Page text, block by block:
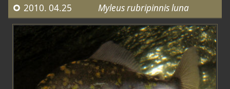
2010. 04.25 Myleus rubripinnis luna